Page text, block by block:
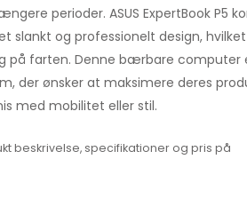
perioder. ASUS ExpertBook P5
slankt og professionelt design,
på farten. Denne bærbare computer
der ønsker at maksimere deres
med mobilitet eller stil.
beskrivelse, specifikationer og pris på